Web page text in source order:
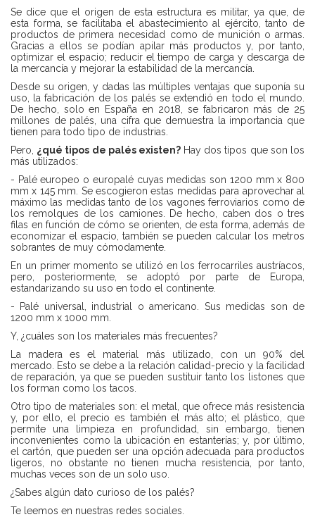
Se dice que el origen de esta estructura es militar, ya que, de
esta forma, se facilitaba el abastecimiento al ejército, tanto de
productos de primera necesidad como de munición o armas.
Gracias a ellos se podían apilar más productos y, por tanto,
optimizar el espacio; reducir el tiempo de carga y descarga de
la mercancía y mejorar la estabilidad de la mercancía.
Desde su origen, y dadas las múltiples ventajas que suponía su
uso, la fabricación de los palés se extendió en todo el mundo.
De hecho, solo en España en 2018, se fabricaron más de 25
millones de palés, una cifra que demuestra la importancia que
tienen para todo tipo de industrias.
Pero, ¿qué tipos de palés existen?Hay dos tipos que son los
más utilizados:
- Palé europeo o europalé cuyas medidas son 1200 mm x 800
mm x 145 mm. Se escogieron estas medidas para aprovechar al
máximo las medidas tanto de los vagones ferroviarios como de
los remolques de los camiones. De hecho, caben dos o tres
filas en función de cómo se orienten, de esta forma, además de
economizar el espacio, también se pueden calcular los metros
sobrantes de muy cómodamente.
En un primer momento se utilizó en los ferrocarriles austríacos,
pero, posteriormente, se adoptó por parte de Europa,
estandarizando su uso en todo el continente.
- Palé universal, industrial o americano. Sus medidas son de
1200 mm x 1000 mm.
Y, ¿cuáles son los materiales más frecuentes?
La madera es el material más utilizado, con un 90% del
mercado. Esto se debe a la relación calidad-precio y la facilidad
de reparación, ya que se pueden sustituir tanto los listones que
los forman como los tacos.
Otro tipo de materiales son: el metal, que ofrece más resistencia
y, por ello, el precio es también el más alto; el plástico, que
permite una limpieza en profundidad, sin embargo, tienen
inconvenientes como la ubicación en estanterías; y, por último,
el cartón, que pueden ser una opción adecuada para productos
ligeros, no obstante no tienen mucha resistencia, por tanto,
muchas veces son de un solo uso.
¿Sabes algún dato curioso de los palés?
Te leemos en nuestras redes sociales.